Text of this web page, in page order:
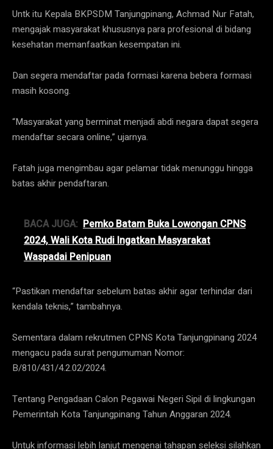
Untk itu Kepala BKPSDM Tanjungpinang, Achmad Nur Fatah,
mengajak masyarakat khususnya para profesional di bidang
kesehatan memanfaatkan kesempatan ini.
Dan segera mendaftar pada formasi karena bebera formasi
masih kosong.
“Masyarakat yang berminat menjadi abdi negara dapat segera
mendaftar secara online,” ujarnya.
Fatah juga mengimbau agar pelamar tidak menunggu hingga
batas akhir pendaftaran.
BACA JUGA: Pemko Batam Buka Lowongan CPNS
2024, Wali Kota Rudi Ingatkan Masyarakat
Waspadai Penipuan
“Pastikan mendaftar sebelum batas akhir agar terhindar dari
kendala teknis,” tambahnya.
Sementara dalam rekrutmen CPNS Kota Tanjungpinang 2024
mengacu pada surat pengumuman Nomor:
B/810/431/4.2.02/2024.
Tentang Pengadaan Calon Pegawai Negeri Sipil di lingkungan
Pemerintah Kota Tanjungpinang Tahun Anggaran 2024.
Untuk informasi lebih lanjut mengenai tahapan seleksi silahkan